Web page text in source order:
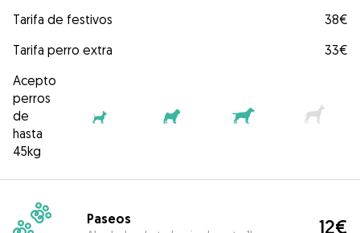
Tarifa de festivos
38€
Tarifa perro extra
33€
Acepto
perros
de
hasta
45kg
Paseos 12€